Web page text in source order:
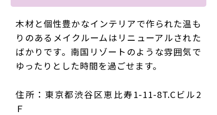
木材と個性豊かなインテリアで作られた温も
りのあるメイクルームはリニューアルされた
ばかりです。南国リゾートのような雰囲気で
ゆったりとした時間を過ごせます。
住所：東京都渋谷区恵比寿1-11-8T.Cビル2
Ｆ